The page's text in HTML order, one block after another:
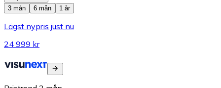
3 mån
6 mån 1 år
Lägst nypris just nu
24 999 kr